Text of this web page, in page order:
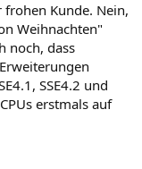
frohen Kunde. Nein,
Weihnachten"
noch, dass
SSE4.2 und
erstmals auf